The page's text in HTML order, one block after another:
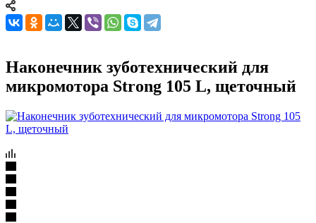
Наконечник зуботехнический для
микромотора Strong 105 L, щеточный